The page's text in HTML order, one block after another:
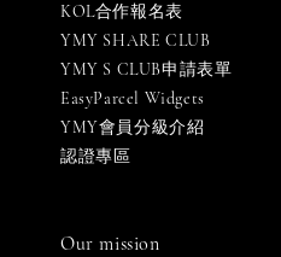
KOL合作報名表
YMY SHARE CLUB
YMY S CLUB申請表單
EasyParcel Widgets
YMY會員分級介紹
認證專區
Our mission